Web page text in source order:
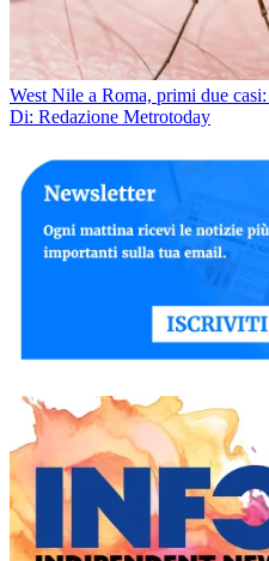
West Nile a Roma, primi due
Di: Redazione Metrotoday